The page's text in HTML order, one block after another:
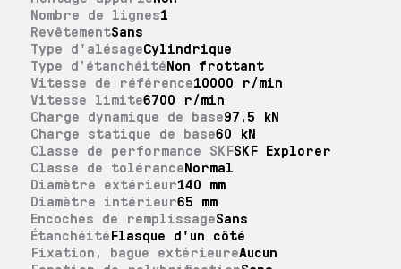
Nombre de lignes1
RevêtementSans
Type d'alésageCylindrique
Type d’étanchéitéNon frottant
Vitesse de référence10000 r/min
Vitesse limite6700 r/min
Charge dynamique de base97,5 kN
Charge statique de base60 kN
Classe de performance SKFSKF Explorer
Classe de toléranceNormal
Diamètre extérieur140 mm
Diamètre intérieur65 mm
Encoches de remplissageSans
ÉtanchéitéFlasque d'un côté
Fixation, bague extérieureAucun